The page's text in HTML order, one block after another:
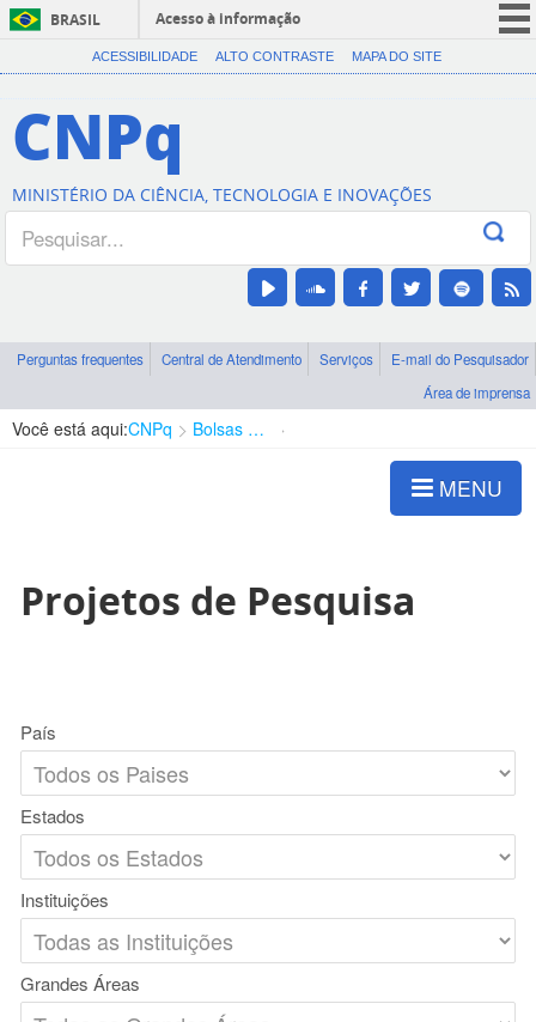
BRASIL
Acesso à informação
CORONAVÍRUS (COVID-19)
Canais
ACESSIBILIDADE ALTO CONTRASTE MAPA DO SITE
CNPq
MINISTÉRIO DA CIÊNCIA, TECNOLOGIA E INOVAÇÕES
Perguntas frequentes Central de Atendimento Serviços
E-mail do Pesquisador
Área de imprensa
Você está aqui:CNPq Bolsas e Auxílios Vigentes
MENU
Projetos de Pesquisa
País
Estados
Instituições
Grandes Áreas